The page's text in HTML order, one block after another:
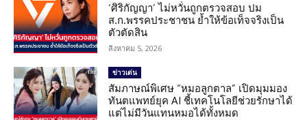
‘ศิริกัญญา’ ไม่หวั่นถูกตรวจสอบ ปม
ส.ก.พรรคประชาชน ย้ำให้ข้อเท็จจริงเป็น
ตัวตัดสิน
สิงหาคม 5, 2026
ข่าวเด่น
สัมภาษณ์พิเศษ “หมอลูกตาล” เปิดมุมมอง
ทันตแพทย์ยุค AI ชี้เทคโนโลยีช่วยรักษาได้
แต่ไม่มีวันแทนหมอได้ทั้งหมด